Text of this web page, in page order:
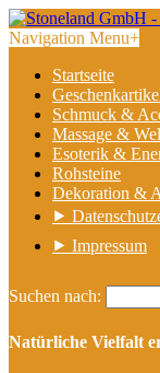
Navigation Menu+
Startseite
Schmuck &
Massage &
Esoterik &
Rohsteine
Dekoration &
⯈
⯈ Impressum
Suchen nach:
Natürliche Vielfalt